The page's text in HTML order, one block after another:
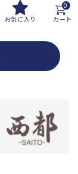
お気に入り
0
カート